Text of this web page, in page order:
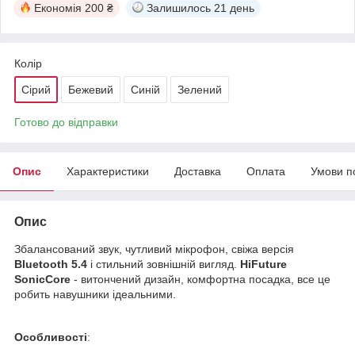
Економія 200 ₴ Залишилось 21 день
Колір
Сірий Бежевий Синій Зелений
Готово до відправки
Опис Характеристики Доставка Оплата Умови
Опис
Збалансований звук, чутливий мікрофон, свіжа версія
Bluetooth 5.4 і стильний зовнішній вигляд. HiFuture
SonicCore - витончений дизайн, комфортна посадка, все це
робить навушники ідеальними.
Особливості: